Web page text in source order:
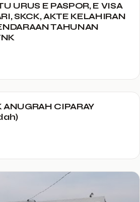
URUS E PASPOR, E VISA
SKCK, AKTE KELAHIRAN
TAHUNAN
CIPARAY